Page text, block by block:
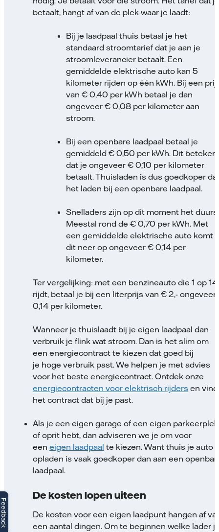
betaalt, hangt af van de plek waar je laadt:
Bij je laadpaal thuis betaal je het
standaard stroomtarief dat je aan je
stroomleverancier betaalt. Een
gemiddelde elektrische auto kan 5
kilometer rijden op één kWh. Bij een
van € 0,40 per kWh betaal je dan
ongeveer € 0,08 per kilometer aan
stroom.
Bij een openbare laadpaal betaal je
gemiddeld € 0,50 per kWh. Dit
dat je ongeveer € 0,10 per kilometer
betaalt. Thuisladen is dus goedkoper
het laden bij een openbare laadpaal.
Snelladers zijn op dit moment het
Meestal rond de € 0,70 per kWh. Met
een gemiddelde elektrische auto komt
dit neer op ongeveer € 0,14 per
kilometer.
Ter vergelijking: met een benzineauto die 1 op 14
rijdt, betaal je bij een literprijs van € 2,- ongeveer
0,14 per kilometer.
Wanneer je thuislaadt bij je eigen laadpaal dan
verbruik je flink wat stroom. Dan is het slim om
een energiecontract te kiezen dat goed bij
je hoge verbruik past. We helpen je met advies
voor het beste energiecontract. Ontdek onze
energiecontracten voor elektrisch rijdersen vind
het contract dat bij je past.
Als je een eigen garage of een eigen parkeerplek
of oprit hebt, dan adviseren we je om voor
een eigen laadpaal te kiezen. Want thuis je auto
opladen is vaak goedkoper dan aan een
laadpaal.
De kosten lopen uiteen
De kosten voor een eigen laadpunt hangen af
een aantal dingen. Om te beginnen welke lader
Feedback